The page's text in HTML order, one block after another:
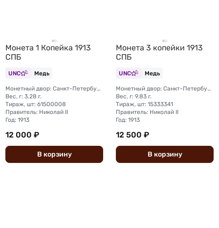
Монета 1 Копейка 1913
СПБ
UNC Медь
Монетный двор: Санкт-Петербургский монетный двор
Вес, г: 3.28 г.
Тираж, шт: 61500008
Правитель: Николай II
Год: 1913
12 000 ₽
В корзину
Монета 3 копейки 1913
СПБ
UNC Медь
Монетный двор: Санкт-Петербургский монетный двор
Вес, г: 9.83 г.
Тираж, шт: 15333341
Правитель: Николай II
Год: 1913
12 500 ₽
В корзину